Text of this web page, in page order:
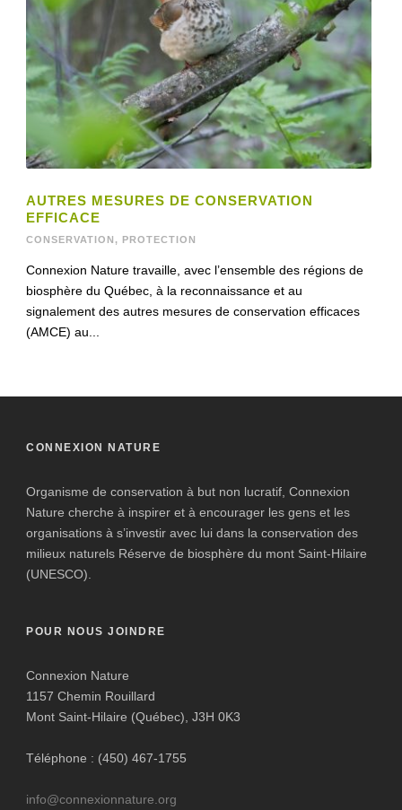
AUTRES MESURES DE CONSERVATION
EFFICACE
CONSERVATION , PROTECTION
Connexion Nature travaille, avec l’ensemble des régions de
biosphère du Québec, à la reconnaissance et au
signalement des autres mesures de conservation efficaces
(AMCE) au...
CONNEXION NATURE
Organisme de conservation à but non lucratif, Connexion
Nature cherche à inspirer et à encourager les gens et les
organisations à s’investir avec lui dans la conservation des
milieux naturels Réserve de biosphère du mont Saint-Hilaire
(UNESCO).
POUR NOUS JOINDRE
Connexion Nature
1157 Chemin Rouillard
Mont Saint-Hilaire (Québec), J3H 0K3
Téléphone : (450) 467-1755
info@connexionnature.org